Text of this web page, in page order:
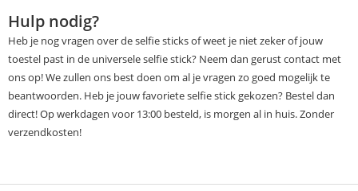
Hulp nodig?
Heb je nog vragen over de selfie sticks of weet je niet zeker of jouw
toestel past in de universele selfie stick? Neem dan gerust contact met
ons op! We zullen ons best doen om al je vragen zo goed mogelijk te
beantwoorden. Heb je jouw favoriete selfie stick gekozen? Bestel dan
direct! Op werkdagen voor 13:00 besteld, is morgen al in huis. Zonder
verzendkosten!